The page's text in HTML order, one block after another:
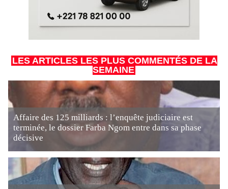
LES ARTICLES LES PLUS COMMENTÉS DE LA
SEMAINE
Affaire des 125 milliards : l’enquête judiciaire est
terminée, le dossier Farba Ngom entre dans sa phase
décisive